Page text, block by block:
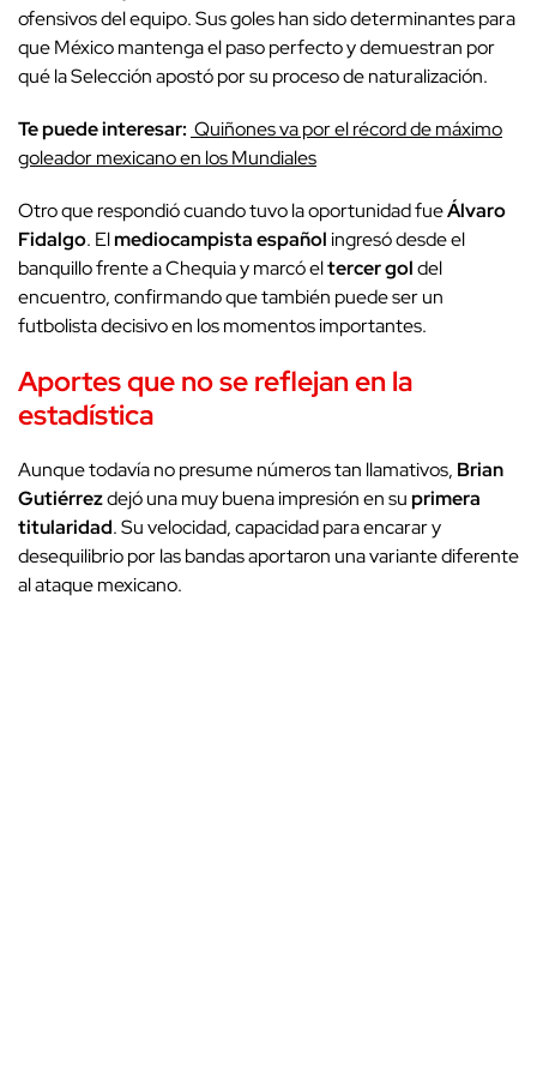
ofensivos del equipo. Sus goles han sido determinantes para
que México mantenga el paso perfecto y demuestran por
qué la Selección apostó por su proceso de naturalización.
Te puede interesar: Quiñones va por el récord de máximo
goleador mexicano en los Mundiales
Otro que respondió cuando tuvo la oportunidad fueÁlvaro
Fidalgo. Elmediocampista españolingresó desde el
banquillo frente a Chequia y marcó eltercer goldel
encuentro, confirmando que también puede ser un
futbolista decisivo en los momentos importantes.
Aportes que no se reflejan en la
estadística
Aunque todavía no presume números tan llamativos, Brian
Gutiérrezdejó una muy buena impresión en suprimera
titularidad. Su velocidad, capacidad para encarar y
desequilibrio por las bandas aportaron una variante diferente
al ataque mexicano.